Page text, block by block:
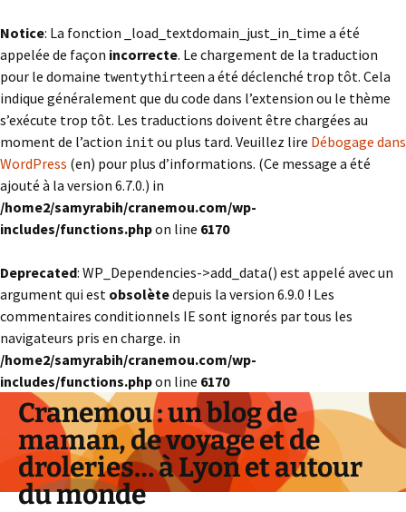
Notice: La fonction _load_textdomain_just_in_time a été
appelée de façon incorrecte. Le chargement de la traduction
pour le domaine twentythirteena été déclenché trop tôt. Cela
indique généralement que du code dans l’extension ou le thème
s’exécute trop tôt. Les traductions doivent être chargées au
moment de l’action init ou plus tard. Veuillez lire Débogage dans
WordPress (en) pour plus d’informations. (Ce message a été
ajouté à la version 6.7.0.) in
/home2/samyrabih/cranemou.com/wp-
includes/functions.phpon line 6170
Deprecated: WP_Dependencies->add_data() est appelé avec un
argument qui est obsolètedepuis la version 6.9.0 ! Les
commentaires conditionnels IE sont ignorés par tous les
navigateurs pris en charge. in
/home2/samyrabih/cranemou.com/wp-
includes/functions.phpon line 6170
Cranemou : un blog de
maman, de voyage et de
droleries… à Lyon et autour
du monde